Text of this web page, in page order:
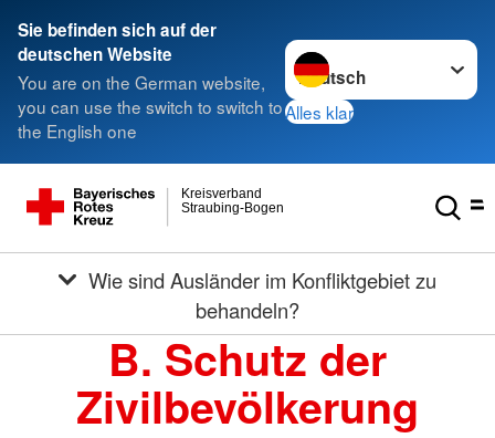
Sie befinden sich auf der
deutschen Website
You are on the German website,
you can use the switch to switch to
the English one
Sprache wechseln zu
Alles klar
Straubing-Bogen
Kreisverband
behandeln?
B. Schutz der
Zivilbevölkerung